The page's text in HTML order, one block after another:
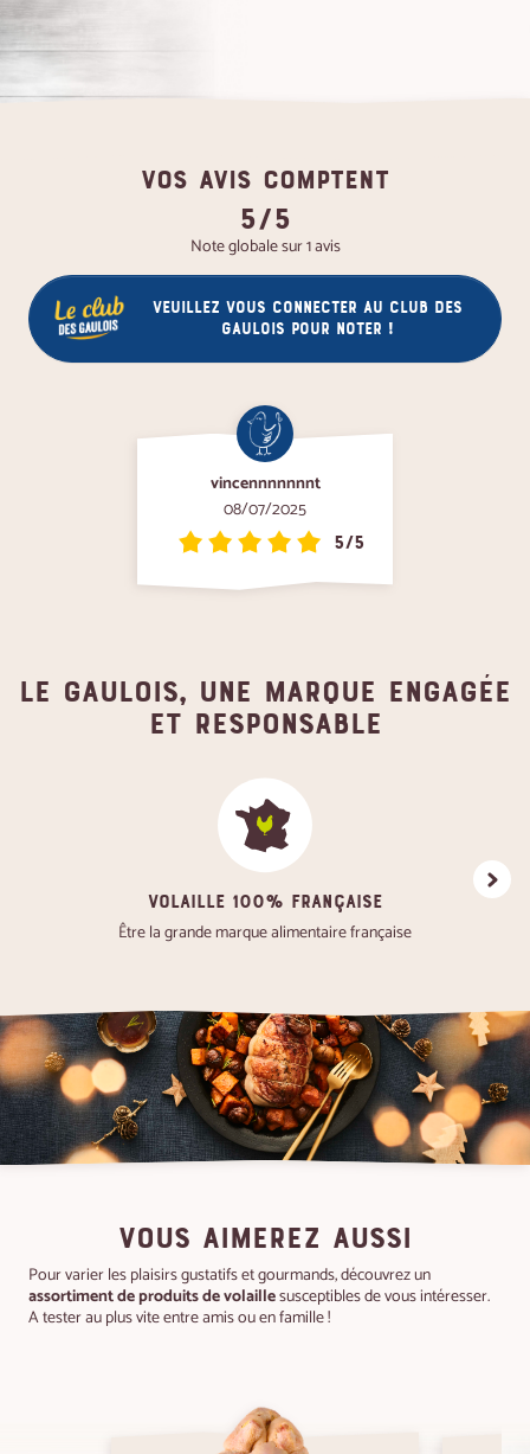
VOS AVIS COMPTENT
5/5
Note globale sur 1 avis
Veuillez vous connecter au club des
gaulois pour noter !
vincennnnnnnt
08/07/2025
5/5
Le gaulois, une marque engagée
et responsable
VOLAILLE 100% FRANÇAISE
Être la grande marque alimentaire française
VOUS AIMEREZ AUSSI
Pour varier les plaisirs gustatifs et gourmands, découvrez un
assortiment de produits de volaillesusceptibles de vous intéresser.
A tester au plus vite entre amis ou en famille !